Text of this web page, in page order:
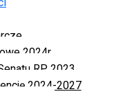
2024r.
RP 2023
2024-2027